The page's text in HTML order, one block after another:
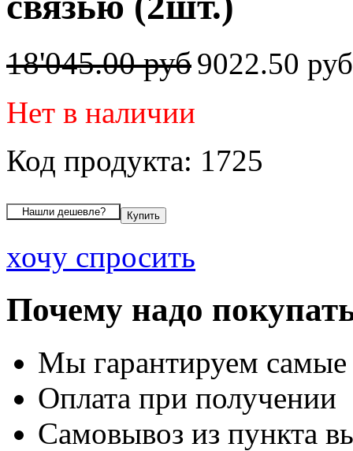
18'045.00 руб9022.50
Нет в наличии
Код продукта: 1725
хочу спросить
Почему надо
Мы гарантируем
Оплата при получении
Самовывоз из пункта